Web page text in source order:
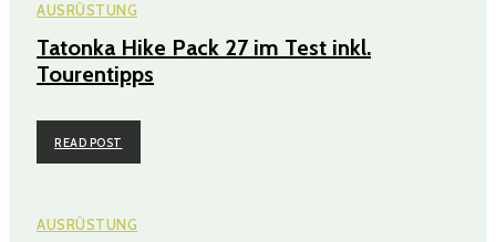
AUSRÜSTUNG
Tatonka Hike Pack 27 im Test inkl.
Tourentipps
READ POST
AUSRÜSTUNG